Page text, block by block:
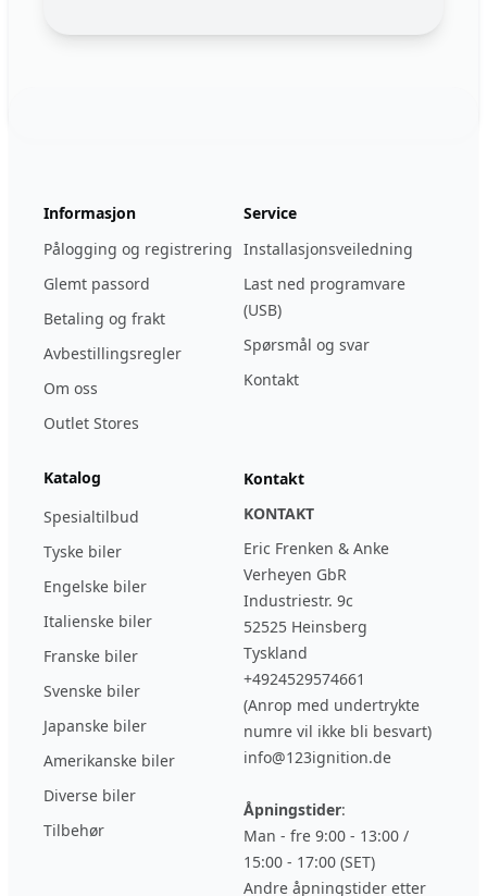
Informasjon
Pålogging og registrering
Glemt passord
Betaling og frakt
Avbestillingsregler
Om oss
Outlet Stores
Service
Installasjonsveiledning
Last ned programvare
(USB)
Spørsmål og svar
Kontakt
Katalog
Spesialtilbud
Tyske biler
Engelske biler
Italienske biler
Franske biler
Svenske biler
Japanske biler
Amerikanske biler
Diverse biler
Tilbehør
Kontakt
KONTAKT
Eric Frenken & Anke
Verheyen GbR
Industriestr. 9c
52525 Heinsberg
Tyskland
+4924529574661
(Anrop med undertrykte
numre vil ikke bli besvart)
info@123ignition.de
Åpningstider:
Man - fre 9:00 - 13:00 /
15:00 - 17:00 (SET)
Andre åpningstider etter